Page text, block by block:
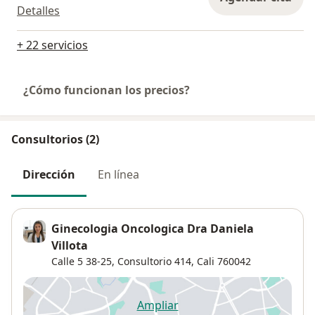
Detalles
+ 22 servicios
¿Cómo funcionan los precios?
Consultorios (2)
Dirección En línea
Ginecologia Oncologica Dra Daniela
Villota
Calle 5 38-25, Consultorio 414, Cali 760042
Ampliar